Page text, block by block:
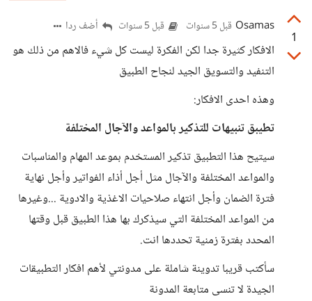
1
Osamas قبل 5 سنوات قبل 5 سنوات أضف ردا
الافكار كثيرة جدا لكن الفكرة ليست كل شيء فالاهم من ذلك هو
التنفيد والتسويق الجيد لنجاح الطبيق
وهذه احدى الافكار:
تطيبق تنبيهات للتذكير بالمواعد والآجال المختلفة
سيتيح هذا التطبيق تذكير المستخدم بموعد المهام والمناسبات
والمواعد المختلفة والآجال مثل أجل أذاء الفواتير وأجل نهاية
فترة الضمان وأجل انتهاء صلاحيات الاغذية والادوية ...وغيرها
من المواعد المختلفة التي سيذكرك بها هذا الطبيق قبل وقتها
المحدد بفترة زمنية تحددها انت.
سأكتب قريبا تدوينة شاملة على مدونتي لأهم افكار التطبيقات
الجيدة لا تنسى متابعة المدونة